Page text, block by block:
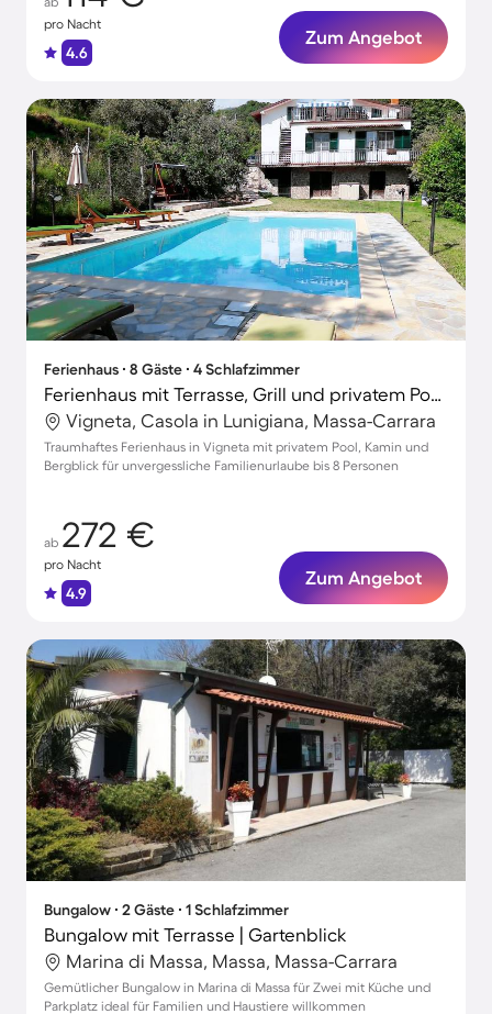
pro Nacht
4.6
Zum Angebot
Ferienhaus ∙ 8 Gäste ∙ 4 Schlafzimmer
Ferienhaus mit Terrasse, Grill und privatem Pool | Bergblick
Vigneta, Casola in Lunigiana, Massa-Carrara
Traumhaftes Ferienhaus in Vigneta mit privatem Pool, Kamin und
Bergblick für unvergessliche Familienurlaube bis 8 Personen
ab 272 €
pro Nacht
4.9
Zum Angebot
Bungalow ∙ 2 Gäste ∙ 1 Schlafzimmer
Bungalow mit Terrasse | Gartenblick
Marina di Massa, Massa, Massa-Carrara
Gemütlicher Bungalow in Marina di Massa für Zwei mit Küche und
Parkplatz ideal für Familien und Haustiere willkommen